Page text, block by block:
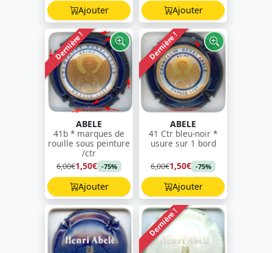
Ajouter Ajouter
Dernière !
ABELE
41b * marques de
rouille sous peinture
/ctr
6,00€1,50€ -75%
Ajouter
Dernière !
ABELE
41 Ctr bleu-noir *
usure sur 1 bord
6,00€1,50€ -75%
Ajouter
Dernière !